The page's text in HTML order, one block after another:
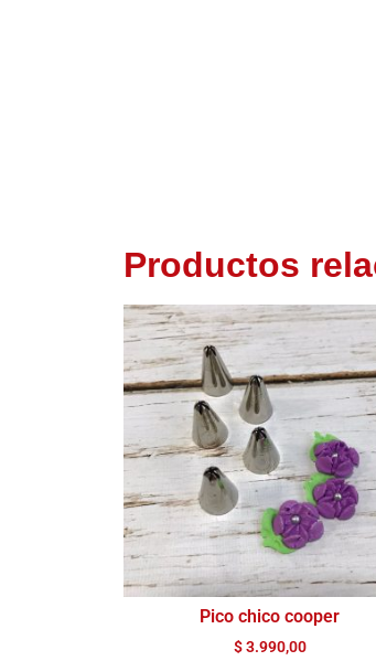
Productos
Pico chico cooper
$3.990,00